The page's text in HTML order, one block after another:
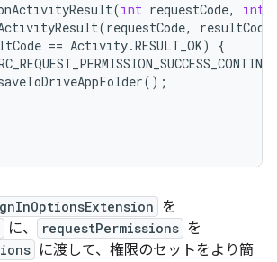
(int requestCode, int
(requestCode, resultCode
== Activity.RESULT_OK)
{
();
を
に、 requestPermissions を
に渡して、権限のセットをより簡